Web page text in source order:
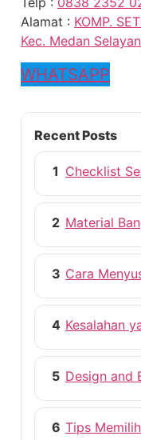
Alamat : KOMP.
Kec. Medan
WHATSAPP
Recent Posts
1 Checklist
2 Material
3 Cara
4 Kesalahan
5 Design and
6 Tips